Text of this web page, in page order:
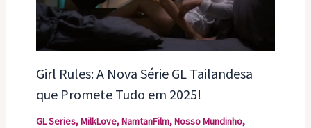
Girl Rules: A Nova Série GL Tailandesa
que Promete Tudo em 2025!
GL Series,MilkLove,NamtanFilm,Nosso Mundinho,